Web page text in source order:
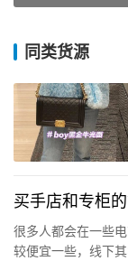
同类货源
买手店和专柜
很多人都会在一些
较便宜一些，线下